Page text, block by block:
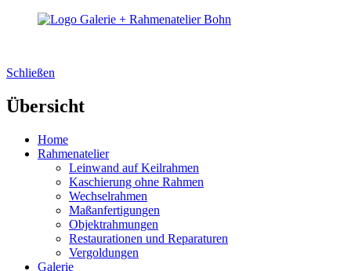
Schließen
Übersicht
Home
Rahmenatelier
Leinwand auf Keilrahmen
Kaschierung ohne Rahmen
Wechselrahmen
Maßanfertigungen
Objektrahmungen
Restaurationen und Reparaturen
Vergoldungen
Galerie